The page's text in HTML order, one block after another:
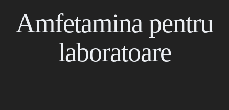
Amfetamina pentru
laboratoare